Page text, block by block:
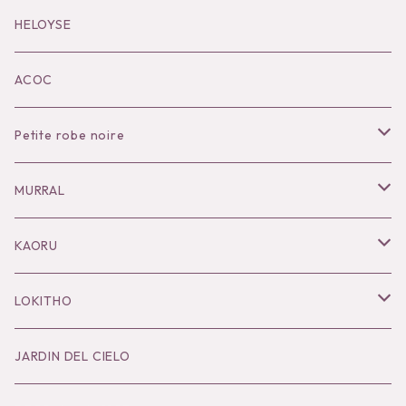
Black series
KOKO別注
HELOYSE
ACOC
Petite robe noire
Necklace
Pierce
Bracelet／Bangle
Ring
MURRAL
Outer
Tops
Bottoms
KAORU
Necklace
Pierce
LOKITHO
Tops
JARDIN DEL CIELO